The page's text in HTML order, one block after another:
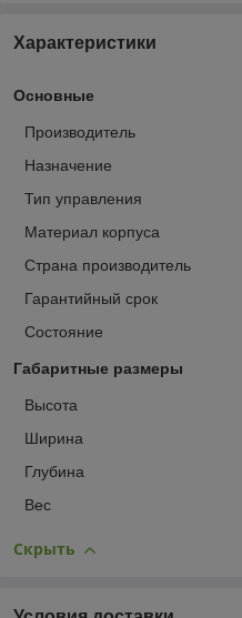
Характеристики
Основные
Производитель
Назначение
Тип управления
Материал корпуса
Страна производитель
Гарантийный срок
Состояние
Габаритные размеры
Высота
Ширина
Глубина
Вес
Скрыть